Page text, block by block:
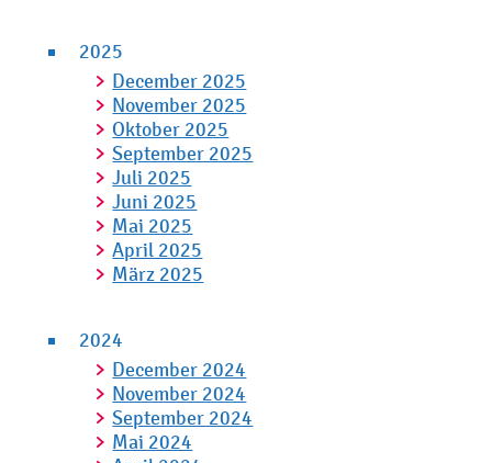
2025
December 2025
November 2025
Oktober 2025
September 2025
Juli 2025
Juni 2025
Mai 2025
April 2025
März 2025
2024
December 2024
November 2024
September 2024
Mai 2024